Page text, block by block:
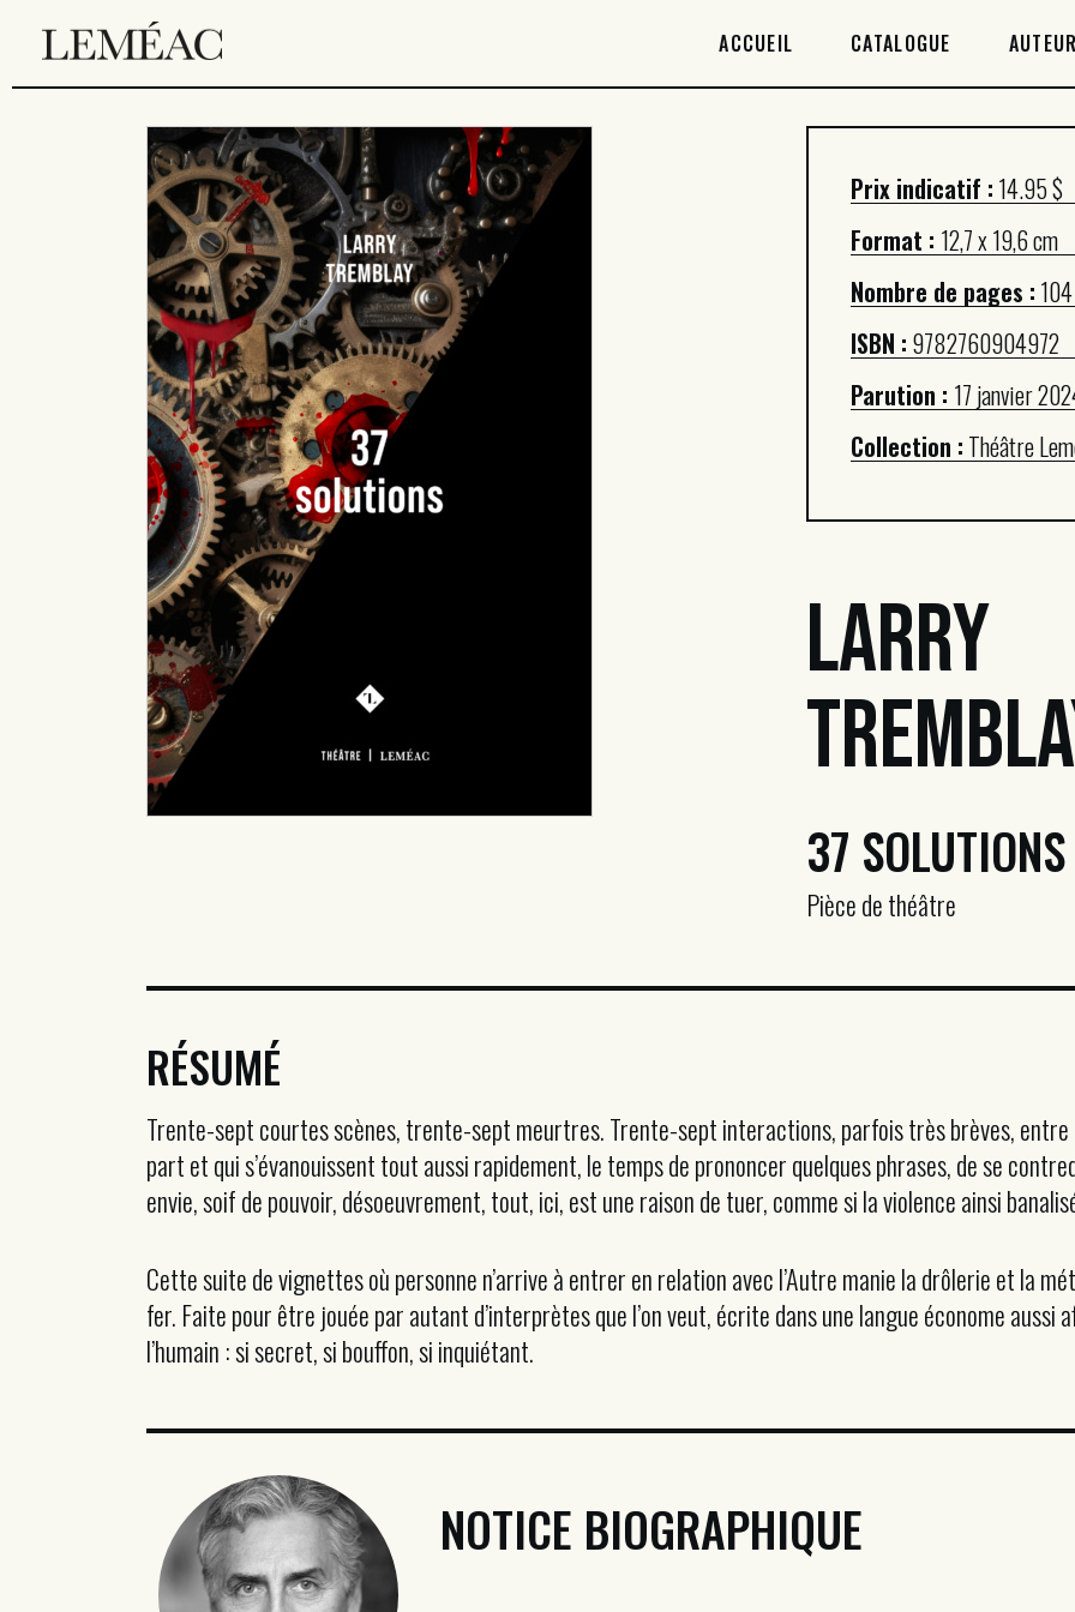
ACCUEIL CATALOGUE
CATALOGUE
AUTEURICES
DROITS / RIGHTS
Prix indicatif : 14.95 $
Format : 12,7 x 19,6 cm
Nombre de pages : 104
ISBN : 9782760904972
Parution : 17 janvier
Collection : Théâtre
Larry
37 SOLUTIONS
Pièce de théâtre
RÉSUMÉ
Trente-sept courtes scènes, trente-sept meurtres. Trente-sept interactions, parfois très brèves, entre
part et qui s’évanouissent tout aussi rapidement, le temps de prononcer quelques phrases, de se
envie, soif de pouvoir, désoeuvrement, tout, ici, est une raison de tuer, comme si la violence ainsi
Cette suite de vignettes où personne n’arrive à entrer en relation avec l’Autre manie la drôlerie et la
fer. Faite pour être jouée par autant d’interprètes que l’on veut, écrite dans une langue économe aussi
l’humain : si secret, si bouffon, si inquiétant.
NOTICE BIOGRAPHIQUE